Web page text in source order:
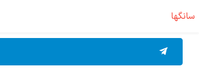
سانگها